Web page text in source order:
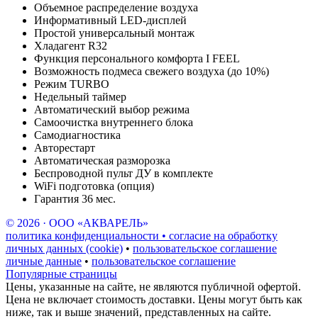
Объемное распределение воздуха
Информативный LED-дисплей
Простой универсальный монтаж
Хладагент R32
Функция персонального комфорта I FEEL
Возможность подмеса свежего воздуха (до 10%)
Режим TURBO
Недельный таймер
Автоматический выбор режима
Самоочистка внутреннего блока
Самодиагностика
Авторестарт
Автоматическая разморозка
Беспроводной пульт ДУ в комплекте
WiFi подготовка (опция)
Гарантия 36 мес.
© 2026 · ООО «АКВАРЕЛЬ»
политика конфиденциальности • согласие на обработку
личных данных (cookie) • пользовательское соглашение
личные данные • пользовательское соглашение
Популярные страницы
Цены, указанные на сайте, не являются публичной офертой.
Цена не включает стоимость доставки. Цены могут быть как
ниже, так и выше значений, представленных на сайте.